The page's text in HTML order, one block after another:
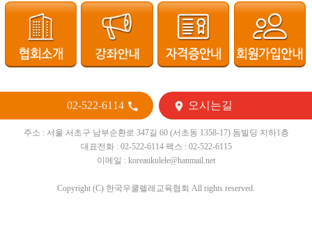
02-522-6114   오시는길
주소 : 서울 서초구 남부순환로 347길 60 (서초동 1358-17) 돔빌딩 지하1층
대표전화 : 02-522-6114 팩스 : 02-522-6115
이메일 : koreaukulele@hanmail.net
Copyright (C) 한국우쿨렐레교육협회 All rights reserved.